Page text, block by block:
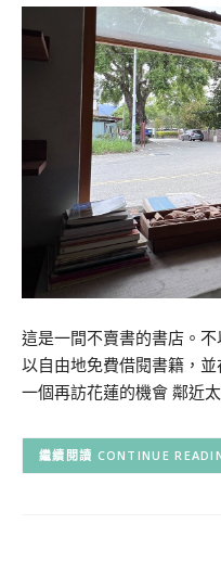
這是一間不賣書的書店。
以自由地免費借閱書籍，
一個再訪花蓮的機會 鄰近
CONTINUE